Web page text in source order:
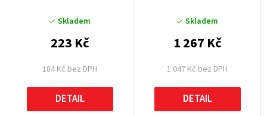
Skladem
184 Kč bez DPH
223 Kč
DETAIL
Skladem
1 047 Kč bez DPH
1 267 Kč
DETAIL